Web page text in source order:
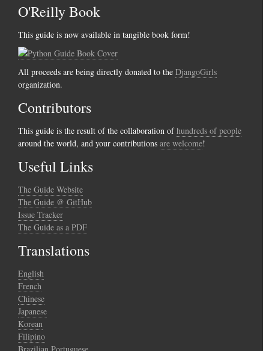
O'Reilly Book
This guide is now available in tangible book form!
All proceeds are being directly donated to the DjangoGirls
organization.
Contributors
This guide is the result of the collaboration ofhundreds of people
around the world, and your contributions are welcome!
Useful Links
The Guide Website
The Guide @ GitHub
Issue Tracker
The Guide as a PDF
Translations
English
French
Chinese
Japanese
Korean
Filipino